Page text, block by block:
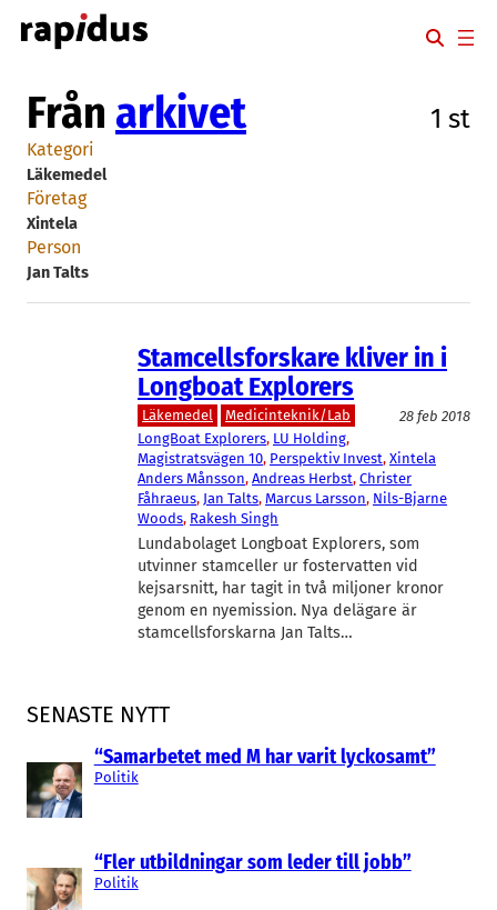
Hoppa
till
SENASTE NYTT
“Samarbetet med M har varit lyckosamt”
Politik
“Fler utbildningar som leder till jobb”
Politik
Från arkivet 1 st
Kategori
Läkemedel
Företag
Xintela
Person
Jan Talts
Stamcellsforskare kliver in i
Longboat Explorers
Läkemedel Medicinteknik/Lab
28 feb 2018
LongBoat Explorers, LU Holding
Magistratsvägen 10, Perspektiv Invest, Xintela
Anders Månsson, Andreas Herbst, Christer
Fåhraeus, Jan Talts, Marcus Larsson, Nils-Bjarne
Woods, Rakesh Singh
Lundabolaget Longboat Explorers, som
utvinner stamceller ur fostervatten vid
kejsarsnitt, har tagit in två miljoner kronor
genom en nyemission. Nya delägare är
stamcellsforskarna Jan Talts…